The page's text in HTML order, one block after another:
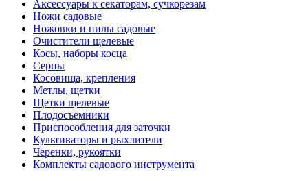
Аксессуары к секаторам, сучкорезам
Ножи садовые
Ножовки и пилы садовые
Очистители щелевые
Косы, наборы косца
Серпы
Косовища, крепления
Метлы, щетки
Щетки щелевые
Плодосъемники
Приспособления для заточки
Культиваторы и рыхлители
Черенки, рукоятки
Комплекты садового инструмента